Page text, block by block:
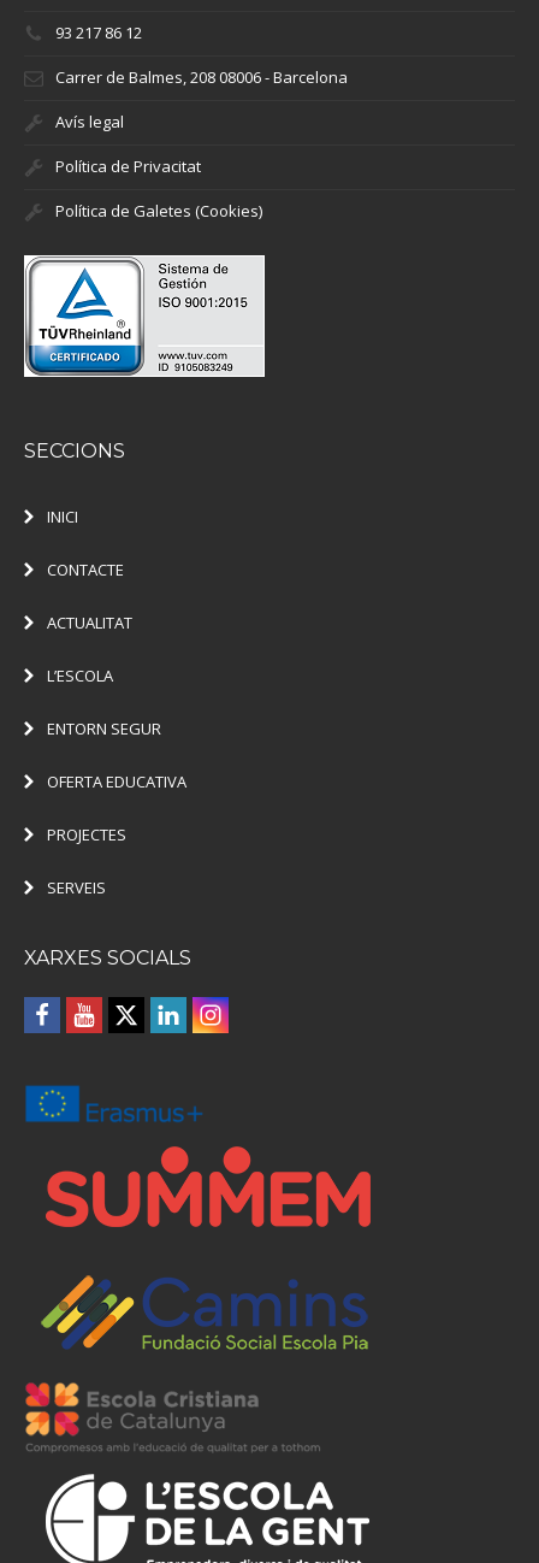
93 217 86 12
Carrer de Balmes, 208 08006 - Barcelona
Avís legal
Política de Privacitat
Política de Galetes (Cookies)
SECCIONS
INICI
CONTACTE
ACTUALITAT
L’ESCOLA
ENTORN SEGUR
OFERTA EDUCATIVA
PROJECTES
SERVEIS
XARXES SOCIALS